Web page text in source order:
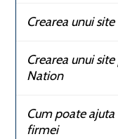
Crearea unui
Crearea unui
Nation
Cum poate ajuta
firmei